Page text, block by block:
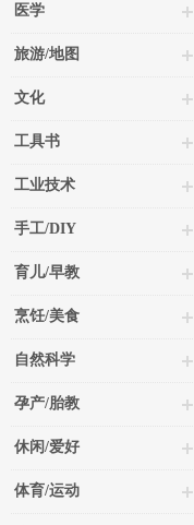
医学
旅游/地图
文化
工具书
工业技术
手工/DIY
育儿/早教
烹饪/美食
自然科学
孕产/胎教
休闲/爱好
体育/运动